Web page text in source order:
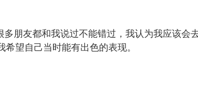
朋友都和我说过不能错过，我认为我应该会
望自己当时能有出色的表现。